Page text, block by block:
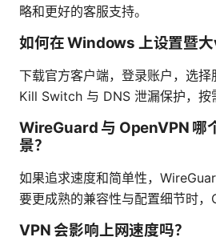
略和更好的客服支持。
如何在 Windows 上设置暨大
下载官方客户端，登录账户，选择
Kill Switch 与 DNS 泄漏保护，按
WireGuard 与 OpenVPN 哪
景？
如果追求速度和简单性，
要更成熟的兼容性与配置细节时，
VPN 会影响上网速度吗？